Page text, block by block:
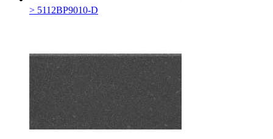
> 5112BP9010-D